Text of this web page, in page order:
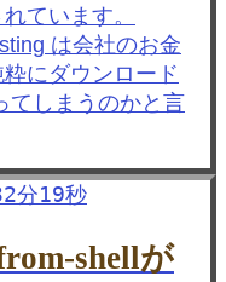
ています。
は会社のお金
にダウンロード
てしまうのかと言
分19秒
shellが